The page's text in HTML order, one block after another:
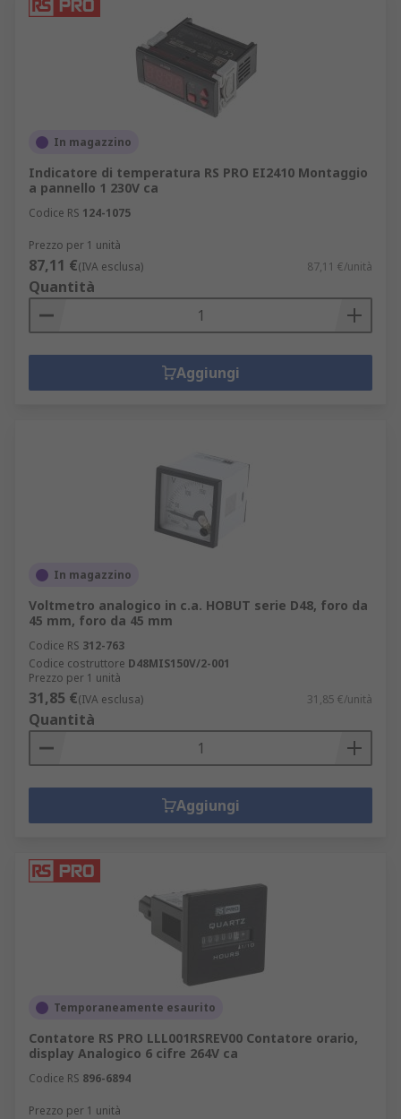
In magazzino
Indicatore di temperatura RS PRO EI2410 Montaggio
a pannello 1 230V ca
Codice RS 124-1075
Prezzo per 1 unità
87,11 €(IVA esclusa) 87,11 €/unità
Quantità
Aggiungi
In magazzino
Voltmetro analogico in c.a. HOBUT serie D48, foro da
45 mm, foro da 45 mm
Codice RS 312-763
Codice costruttore D48MIS150V/2-001
Prezzo per 1 unità
31,85 €(IVA esclusa) 31,85 €/unità
Quantità
Aggiungi
Temporaneamente esaurito
Contatore RS PRO LLL001RSREV00 Contatore orario,
display Analogico 6 cifre 264V ca
Codice RS 896-6894
Prezzo per 1 unità